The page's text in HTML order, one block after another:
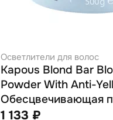
Осветлители для волос
Kapous Blond Bar
Powder With Anti-
Обесцвечивающая
антижелтым
1 133 ₽